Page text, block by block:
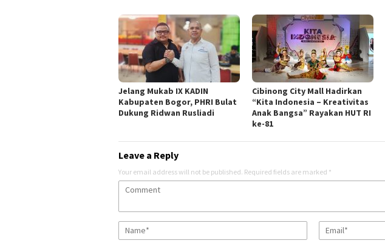
Jelang Mukab IX KADIN
Kabupaten Bogor, PHRI Bulat
Dukung Ridwan Rusliadi
Cibinong City Mall Hadirkan
“Kita Indonesia – Kreativitas
Anak Bangsa” Rayakan HUT RI
ke-81
Leave a Reply
Your email address will not be published. Required fields are marked *